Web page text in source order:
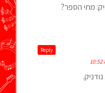
מתי הספר?
Reply